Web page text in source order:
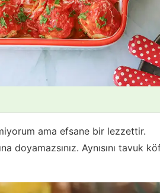
ama efsane bir lezzettir.
doyamazsınız. Aynısını tavuk